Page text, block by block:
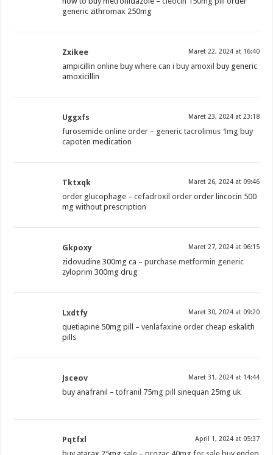
generic zithromax 250mg
Zxikee Maret 22, 2024 at 16:40
ampicillin online buywhere can i buy amoxil buy generic
amoxicillin
Uggxfs Maret 23, 2024 at 23:18
furosemide online order – generic tacrolimus 1mg buy
capoten medication
Tktxqk Maret 26, 2024 at 09:46
order glucophage –cefadroxil order order lincocin 500
mg without prescription
Gkpoxy Maret 27, 2024 at 06:15
zidovudine 300mg ca –purchase metformin generic
zyloprim 300mg drug
Lxdtfy Maret 30, 2024 at 09:20
quetiapine 50mg pill –venlafaxine order cheap eskalith
pills
Jsceov Maret 31, 2024 at 14:44
buy anafranil –tofranil 75mg pill sinequan 25mg uk
Pqtfxl April 1, 2024 at 05:37